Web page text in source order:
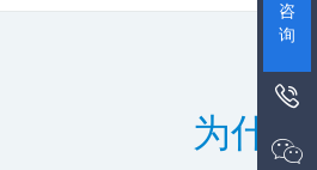
为什
咨
询

